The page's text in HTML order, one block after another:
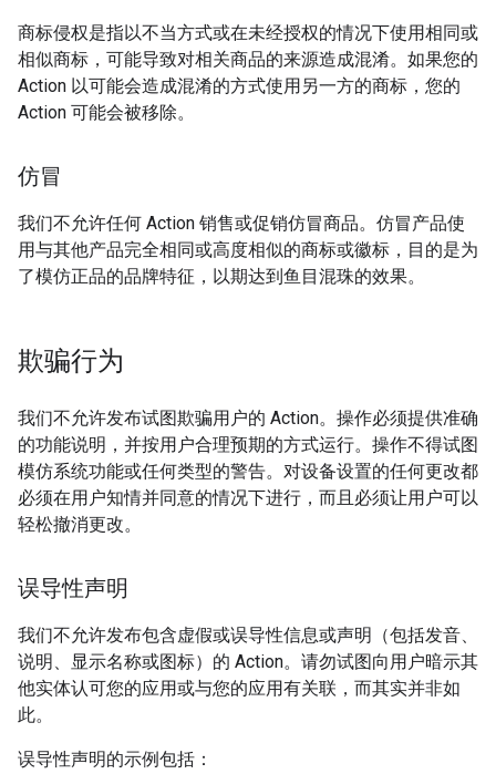
商标侵权是指以不当方式或在未经授权的情况下使用相同或
相似商标，可能导致对相关商品的来源造成混淆。如果您的
Action 以可能会造成混淆的方式使用另一方的商标，您的
Action 可能会被移除。
仿冒
我们不允许任何 Action 销售或促销仿冒商品。仿冒产品使
用与其他产品完全相同或高度相似的商标或徽标，目的是为
了模仿正品的品牌特征，以期达到鱼目混珠的效果。
欺骗行为
我们不允许发布试图欺骗用户的 Action。操作必须提供准确
的功能说明，并按用户合理预期的方式运行。操作不得试图
模仿系统功能或任何类型的警告。对设备设置的任何更改都
必须在用户知情并同意的情况下进行，而且必须让用户可以
轻松撤消更改。
误导性声明
我们不允许发布包含虚假或误导性信息或声明（包括发音、
说明、显示名称或图标）的 Action。请勿试图向用户暗示其
他实体认可您的应用或与您的应用有关联，而其实并非如
此。
误导性声明的示例包括：